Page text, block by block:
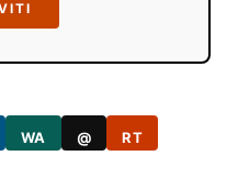
WA @ RT